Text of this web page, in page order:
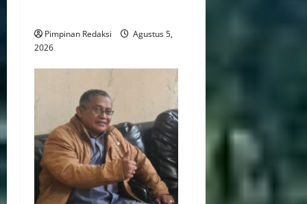
Pimpinan Redaksi
Agustus 5,
2026